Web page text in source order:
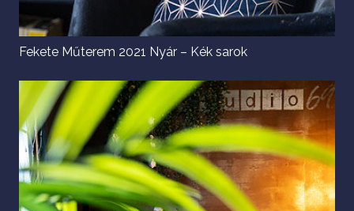
Fekete Műterem 2021 Nyár – Kék sarok